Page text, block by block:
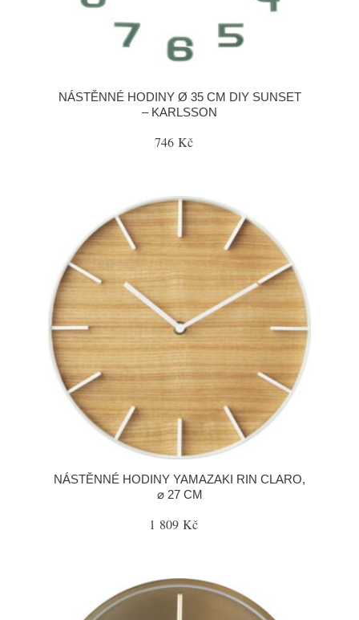
NÁSTĚNNÉ HODINY Ø 35 CM DIY SUNSET
– KARLSSON
746 Kč
NÁSTĚNNÉ HODINY YAMAZAKI RIN CLARO,
⌀ 27 CM
1 809 Kč